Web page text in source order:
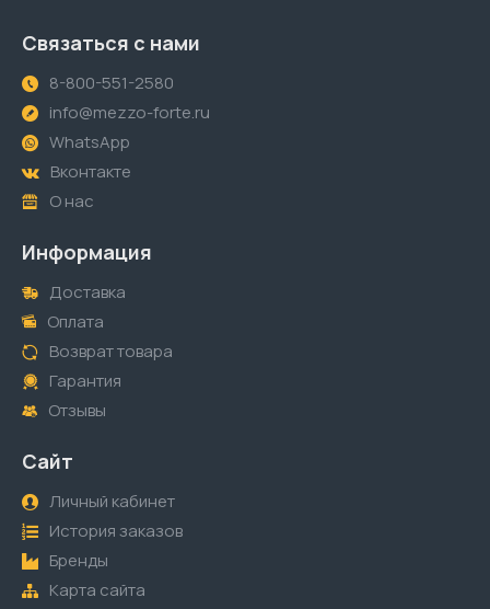
Связаться с нами
8-800-551-2580
info@mezzo-forte.ru
WhatsApp
Вконтакте
О нас
Информация
Доставка
Оплата
Возврат товара
Гарантия
Отзывы
Сайт
Личный кабинет
История заказов
Бренды
Карта сайта